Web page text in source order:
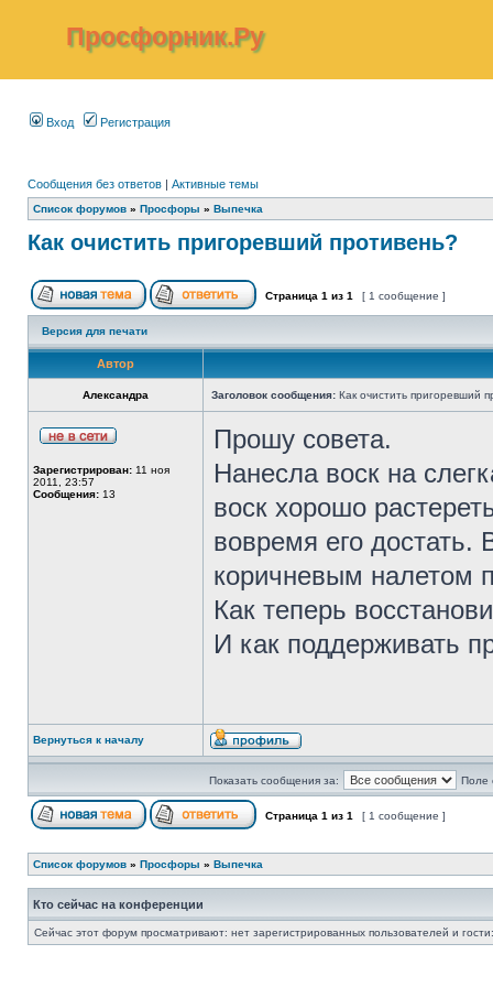
Просфорник.Ру
Вход Регистрация
Сообщения без ответов | Активные темы
Список форумов » Просфоры » Выпечка
Как очистить пригоревший противень?
Страница 1 из 1 [ 1 сообщение ]
Версия для печати
Автор
Александра Заголовок сообщения: Как очистить пригоревший
Зарегистрирован: 11 ноя
2011, 23:57
Сообщения: 13
Прошу совета.
Нанесла воск на
воск хорошо
вовремя его достать.
коричневым налетом
Как теперь
И как поддерживать
Вернуться к началу
Показать сообщения за: Поле
Страница 1 из 1 [ 1 сообщение ]
Список форумов » Просфоры » Выпечка
Кто сейчас на конференции
Сейчас этот форум просматривают: нет зарегистрированных пользователей и